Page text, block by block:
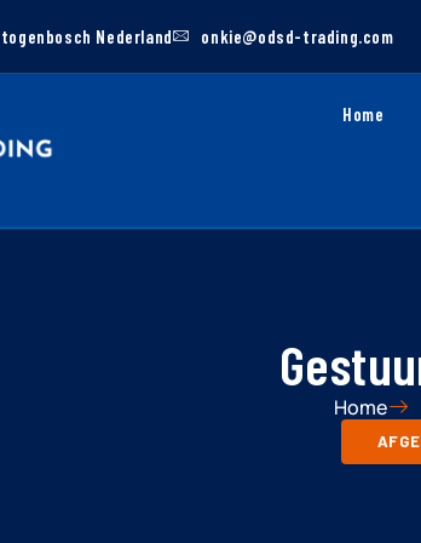
Nederland onkie@odsd-trading.com
Home
Home